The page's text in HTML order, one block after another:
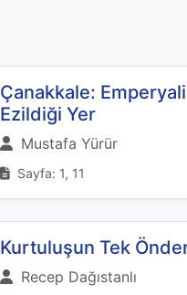
Çanakkale:
Ezildiği Yer
Mustafa Yürür
Sayfa: 1, 11
Kurtuluşun Tek
Recep Dağıstanlı